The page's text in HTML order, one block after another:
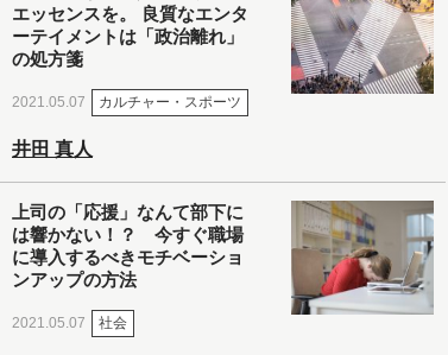
エッセンスを。 良質なエンタ
ーテイメントは「政治離れ」
の処方箋
2021.05.07 カルチャー・スポーツ
井田 真人
上司の「応援」なんて部下に
は響かない！？ 今すぐ職場
に導入するべきモチベーショ
ンアップの方法
2021.05.07 社会